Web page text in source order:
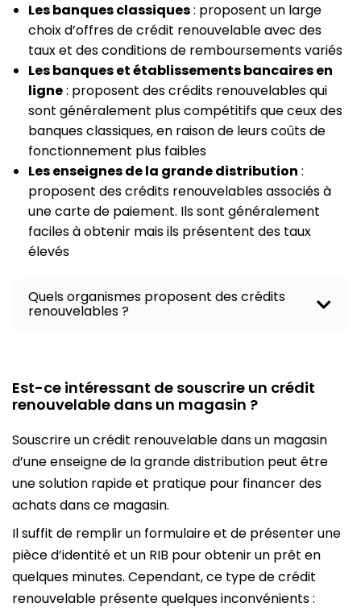
Les banques classiques: proposent un large
choix d’offres de crédit renouvelable avec des
taux et des conditions de remboursements variés
Les banques et établissements bancaires en
ligne: proposent des crédits renouvelables qui
sont généralement plus compétitifs que ceux des
banques classiques, en raison de leurs coûts de
fonctionnement plus faibles
Les enseignes de la grande distribution :
proposent des crédits renouvelables associés à
une carte de paiement. Ils sont généralement
faciles à obtenir mais ils présentent des taux
élevés
Quels organismes proposent des crédits
renouvelables ?
Est-ce intéressant de souscrire un crédit
renouvelable dans un magasin ?
Souscrire un crédit renouvelable dans un magasin
d’une enseigne de la grande distribution peut être
une solution rapide et pratique pour financer des
achats dans ce magasin.
Il suffit de remplir un formulaire et de présenter une
pièce d’identité et un RIB pour obtenir un prêt en
quelques minutes. Cependant, ce type de crédit
renouvelable présente quelques inconvénients :